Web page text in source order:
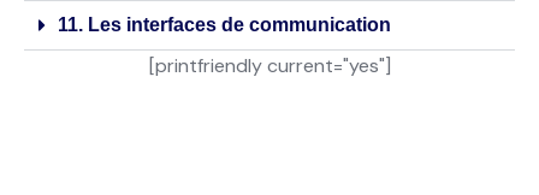
11. Les interfaces de communication
[printfriendly current="yes"]